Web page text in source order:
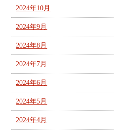
2024年10月
2024年9月
2024年8月
2024年7月
2024年6月
2024年5月
2024年4月